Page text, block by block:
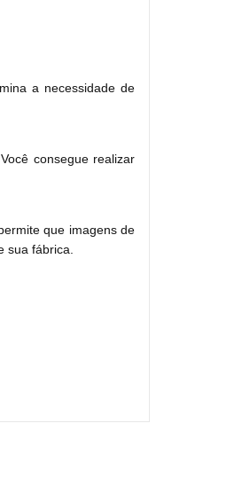
a necessidade de
consegue realizar
que imagens de
sua fábrica.